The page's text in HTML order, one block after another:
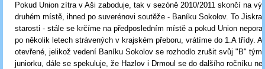
Pokud Union zítra v Aši zaboduje, tak v sezóně 2010/2011 skončí na
druhém místě, ihned po suverénovi soutěže - Baníku Sokolov. To Jiskra
starosti - stále se krčíme na předposledním místě a pokud Union
po několik letech strávených v krajském přeboru, vrátíme do 1.A třídy.
otevřené, jelikož vedení Baníku Sokolov se rozhodlo zrušit svůj "B"
juniorku, dále se spekuluje, že Hazlov i Drmoul se do dalšího ročníku